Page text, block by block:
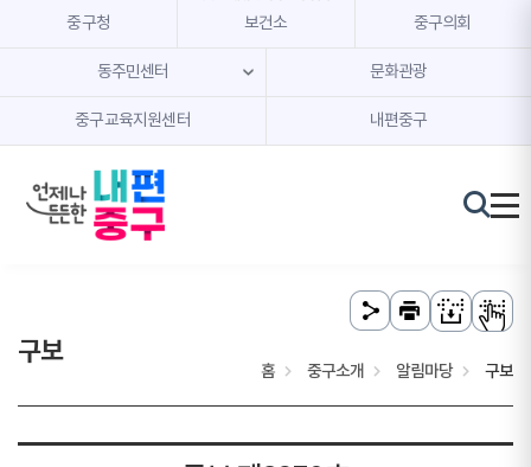
본문 내용 바로가기
주메뉴 바로가기
중구청 보건소 중구의회
동주민센터 문화관광
중구교육지원센터 내편중구
구보
홈 중구소개 알림마당 구보